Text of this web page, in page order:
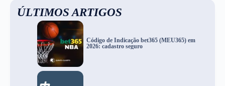
ÚLTIMOS ARTIGOS
Código de Indicação bet365 (MEU365) em
2026: cadastro seguro